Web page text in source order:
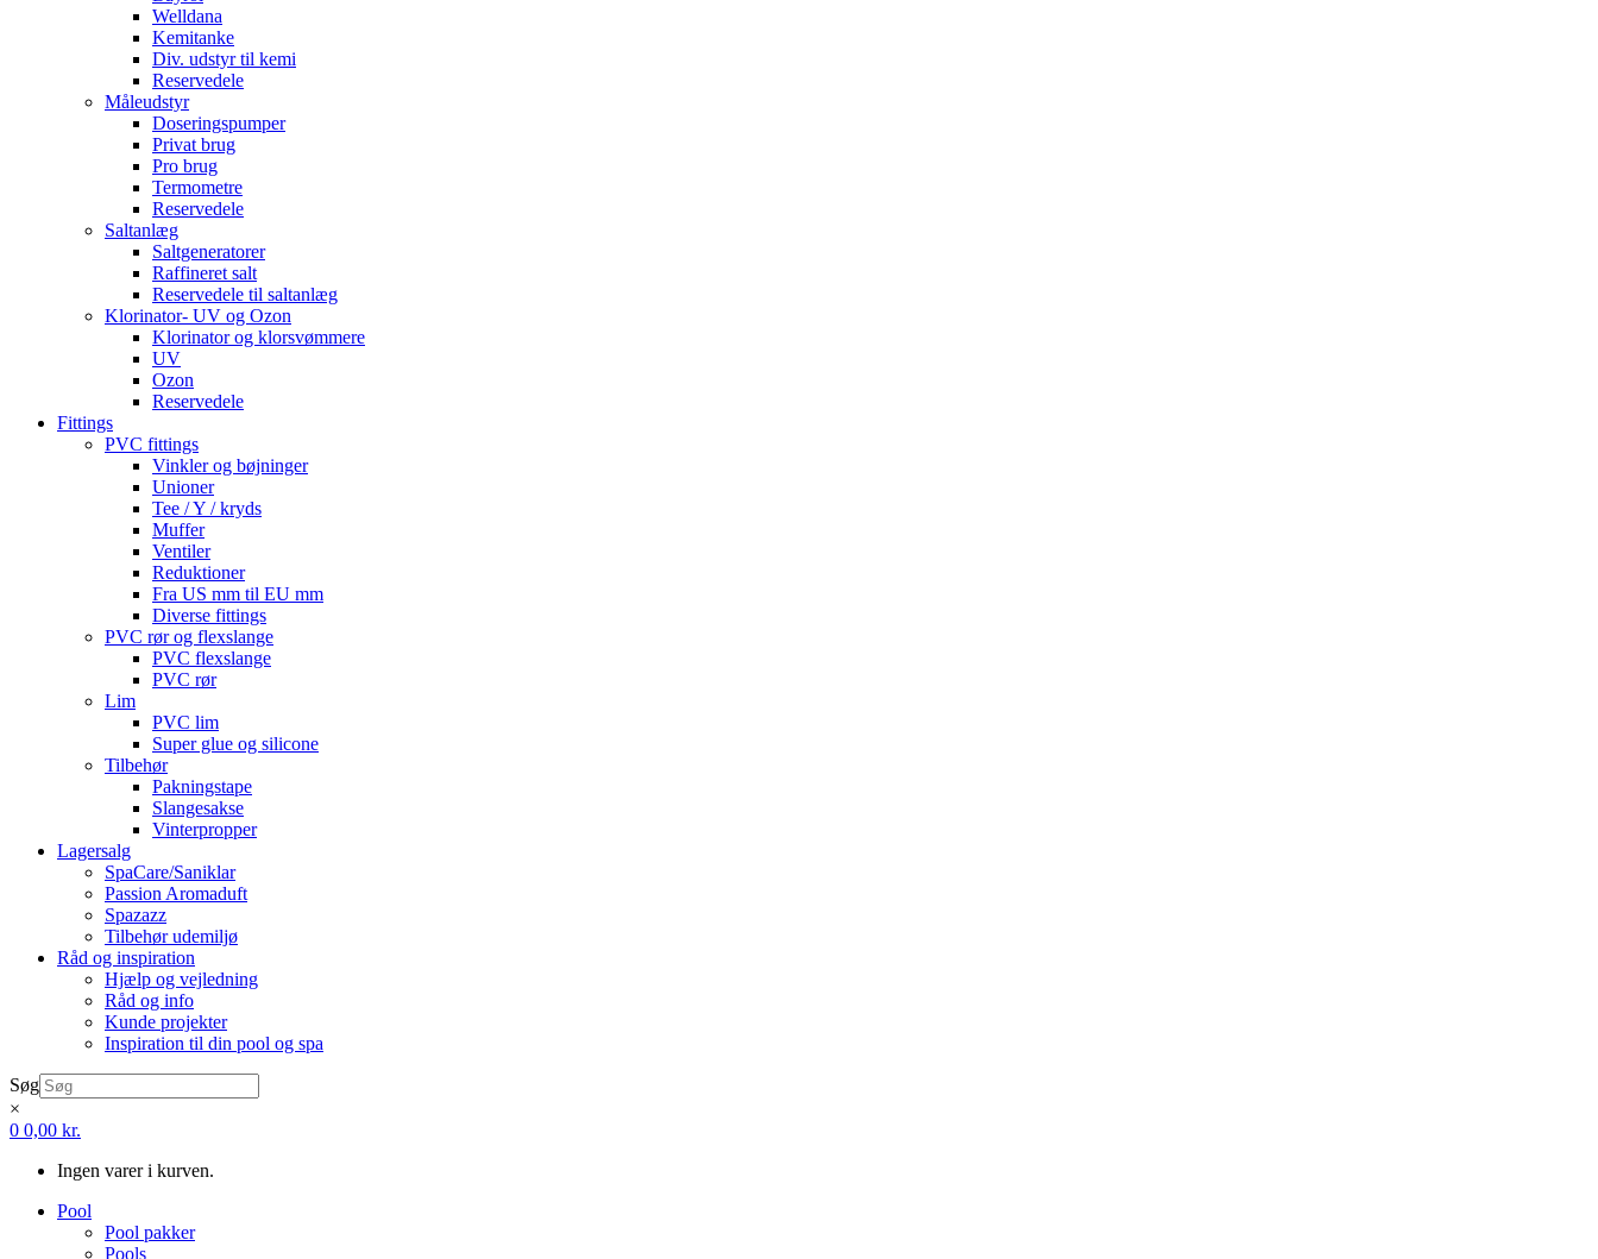
Welldana
Kemitanke
Div. udstyr til kemi
Reservedele
Måleudstyr
Doseringspumper
Privat brug
Pro brug
Termometre
Reservedele
Saltanlæg
Saltgeneratorer
Raffineret salt
Reservedele til saltanlæg
Klorinator- UV og Ozon
Klorinator og klorsvømmere
UV
Ozon
Reservedele
Fittings
PVC fittings
Vinkler og bøjninger
Unioner
Tee / Y / kryds
Muffer
Ventiler
Reduktioner
Fra US mm til EU mm
Diverse fittings
PVC rør og flexslange
PVC flexslange
PVC rør
Lim
PVC lim
Super glue og silicone
Tilbehør
Pakningstape
Slangesakse
Vinterpropper
Lagersalg
SpaCare/Saniklar
Passion Aromaduft
Spazazz
Tilbehør udemiljø
Råd og inspiration
Hjælp og vejledning
Råd og info
Kunde projekter
Inspiration til din pool og spa
Søg
×
0 0,00 kr.
Ingen varer i kurven.
Pool
Pool pakker
Pools